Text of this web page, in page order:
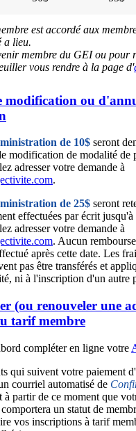
est accordé aux
a lieu.
membre du GEI ou pour
vous rendre à la page d'
modification ou
de 10$ seront
modification de modalité de
adresser votre demande à
.
de 25$ seront
effectuées par écrit
adresser votre demande à
. Aucun
après cette date. Les
pas être transférés et
ni à l'inscription d'un autre
(ou renouveler une
tarif membre
compléter en ligne votre
qui suivent votre paiement
courriel automatisé de
à partir de ce moment que
un statut de
vos inscriptions à tarif